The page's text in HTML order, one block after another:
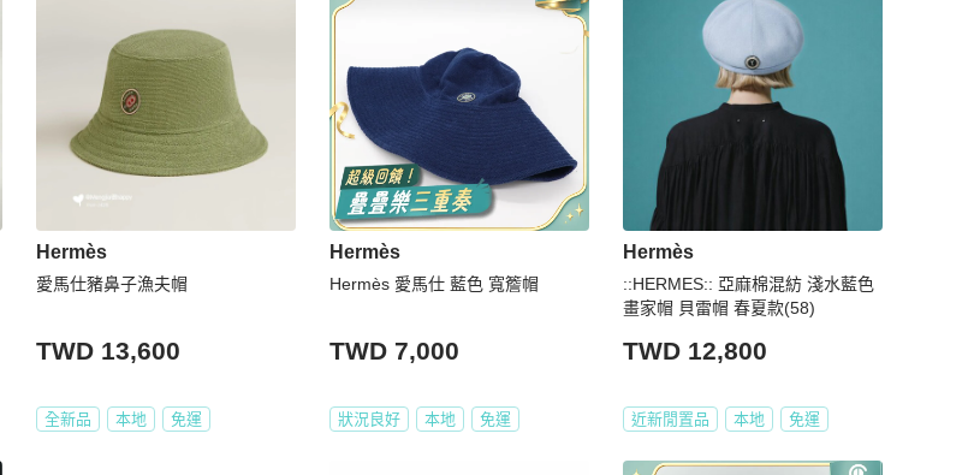
Hermès
愛馬仕豬鼻子漁夫帽
TWD 13,600
全新品 本地 免運
Hermès
Hermès 愛馬仕 藍色 寬簷帽
TWD 7,000
狀況良好 本地 免運
Hermès
::HERMES:: 亞麻棉混紡 淺水藍色
畫家帽 貝雷帽 春夏款(58)
TWD 12,800
近新閒置品 本地 免運